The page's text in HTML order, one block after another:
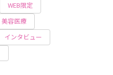
WEB限定
美容医療
インタビュー